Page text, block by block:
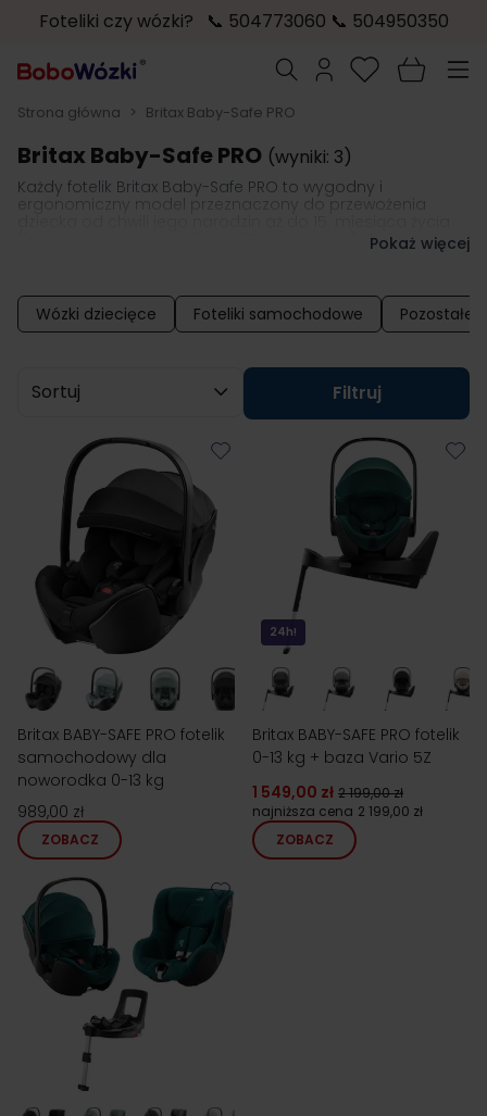
Foteliki czy wózki? 📞 504773060 📞 504950350
Szukaj
Strona główna > Britax Baby-Safe PRO
Britax Baby-Safe PRO (wyniki: 3)
Każdy fotelik Britax Baby-Safe PRO to wygodny i
ergonomiczny model przeznaczony do przewożenia
(lub osiągnięcia wagi 13 kg i 85 cm wzrostu). Testy
fotelikiBritax Baby-Safe PROsą m.in. zgodne z europejską
normą i-Size. Foteliki mogą być montowane na pas
bezpieczeństwa lub bazę ISOFIX.
Pokaż więcej
Wózki dziecięce Foteliki samochodowe Pozostałe
Sortuj wg
Filtruj
Britax BABY-SAFE PRO fotelik
samochodowy dla
noworodka 0-13 kg
989,00 zł
ZOBACZ
24h!
Britax BABY-SAFE PRO fotelik
0-13 kg + baza Vario 5Z
1 549,00 zł 2 199,00 zł
najniższa cena 2 199,00 zł
ZOBACZ